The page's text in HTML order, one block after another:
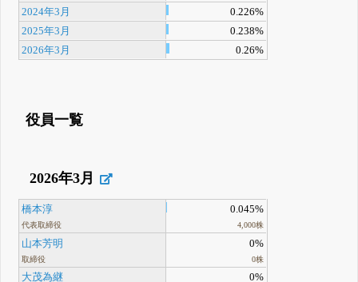
2024年3月
0.226%
2025年3月
0.238%
2026年3月
0.26%
役員一覧
2026年3月
橋本淳
代表取締役
0.045%
4,000株
山本芳明
取締役
0%
0株
大茂為継 0%